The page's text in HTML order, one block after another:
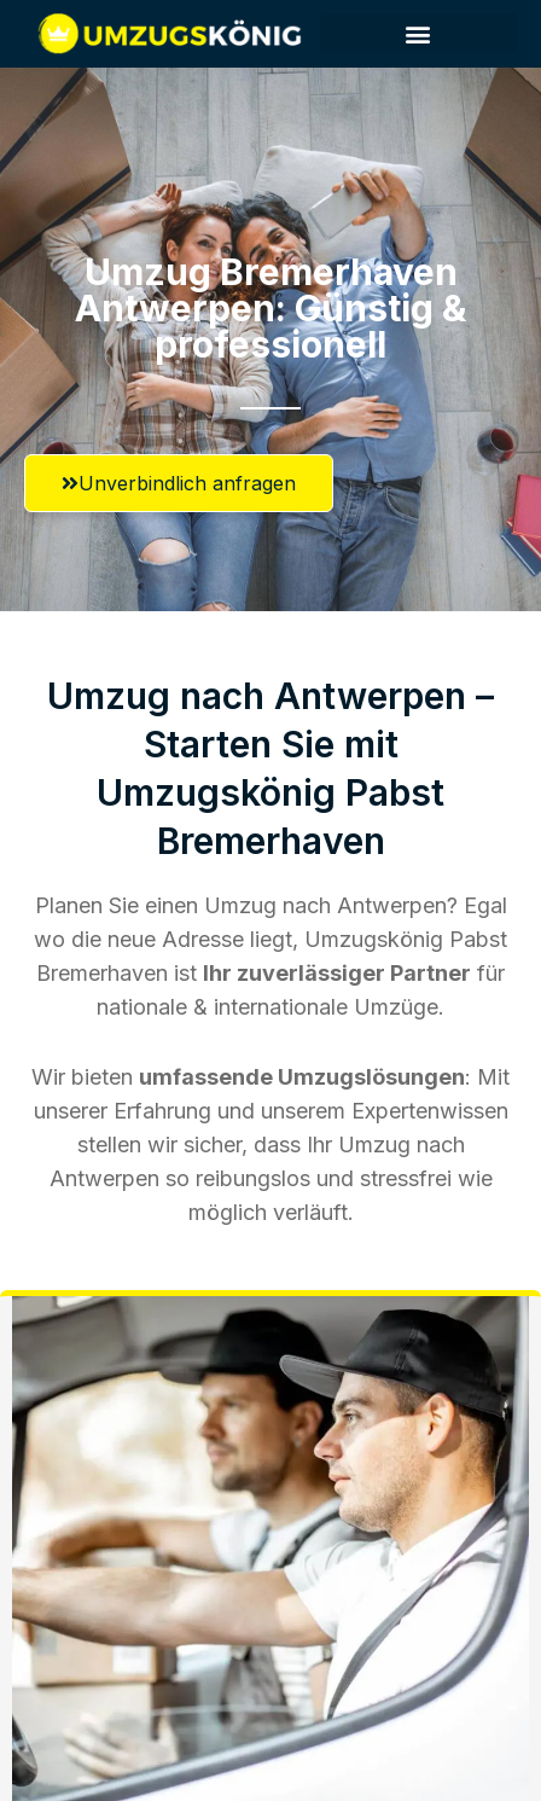
Umzug Bremerhaven​
Antwerpen: Günstig &
professionell​
Unverbindlich anfragen
Umzug nach Antwerpen –
Starten Sie mit
Umzugskönig Pabst
Bremerhaven
Planen Sie einen Umzug nach Antwerpen? Egal
wo die neue Adresse liegt, Umzugskönig Pabst
Bremerhaven ist Ihr zuverlässiger Partner für
nationale & internationale Umzüge.
Wir bieten umfassende Umzugslösungen: Mit
unserer Erfahrung und unserem Expertenwissen
stellen wir sicher, dass Ihr Umzug nach
Antwerpen so reibungslos und stressfrei wie
möglich verläuft.